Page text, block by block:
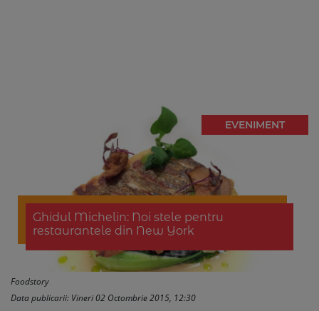
EVENIMENT
Ghidul Michelin: Noi stele pentru
restaurantele din New York
Foodstory
Data publicarii: Vineri 02 Octombrie 2015, 12:30